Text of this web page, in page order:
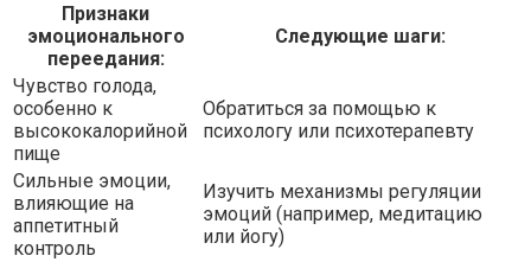
Признаки
эмоционального
переедания:
Следующие шаги:
Чувство голода,
особенно к
высококалорийной
пище
Обратиться за помощью к
психологу или психотерапевту
Сильные эмоции,
влияющие на
аппетитный
контроль
Изучить механизмы регуляции
эмоций (например, медитацию
или йогу)